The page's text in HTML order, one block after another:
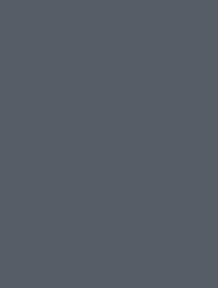
¡aún
esta misión
lealtad
soga por la
en el borde
y vivía en la
montañas,
los encuentren.
días, hasta